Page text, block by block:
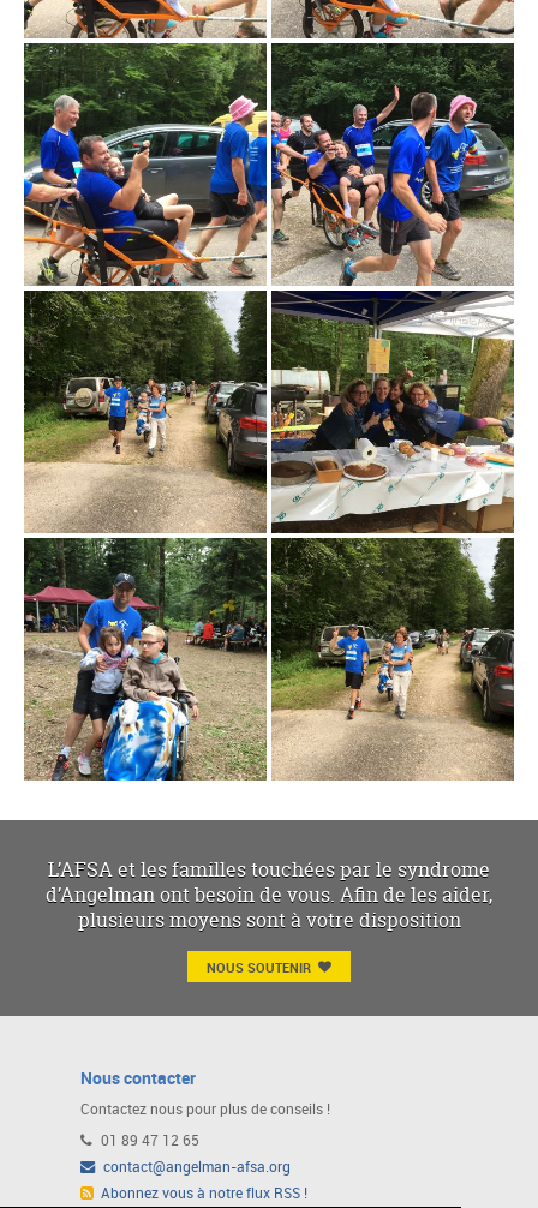
L’AFSA et les familles touchées par le syndrome
d’Angelman ont besoin de vous. Afin de les aider,
plusieurs moyens sont à votre disposition
NOUS SOUTENIR
Nous contacter
Contactez nous pour plus de conseils !
01 89 47 12 65
contact@angelman-afsa.org
Abonnez vous à notre flux RSS !